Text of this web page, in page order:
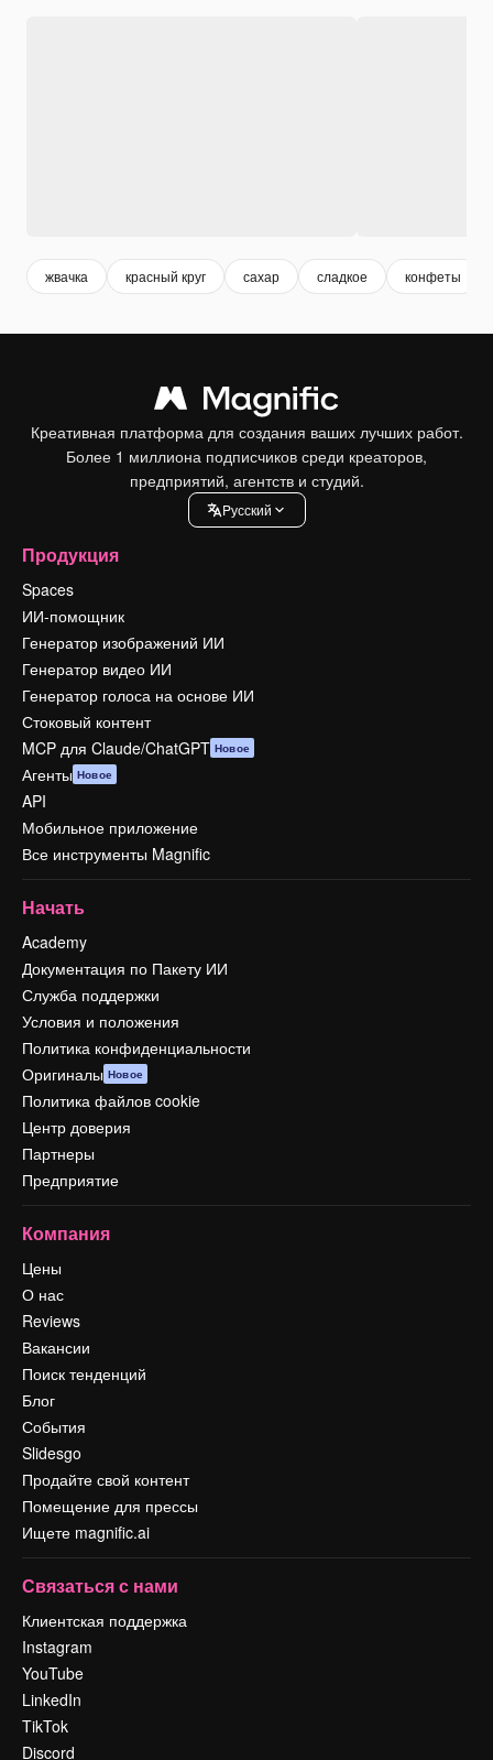
жвачка красный круг сахар сладкое конфеты
Креативная платформа для создания ваших лучших работ.
Более 1 миллиона подписчиков среди креаторов,
предприятий, агентств и студий.
Pусский
Продукция
Spaces
ИИ-помощник
Генератор изображений ИИ
Генератор видео ИИ
Генератор голоса на основе ИИ
Стоковый контент
MCP для Claude/ChatGPT Новое
Агенты Новое
API
Мобильное приложение
Все инструменты Magnific
Начать
Academy
Документация по Пакету ИИ
Служба поддержки
Условия и положения
Политика конфиденциальности
Оригиналы Новое
Политика файлов cookie
Центр доверия
Партнеры
Предприятие
Компания
Цены
О нас
Reviews
Вакансии
Поиск тенденций
Блог
События
Slidesgo
Продайте свой контент
Помещение для прессы
Ищете magnific.ai
Связаться с нами
Клиентская поддержка
Instagram
YouTube
LinkedIn
TikTok
Discord